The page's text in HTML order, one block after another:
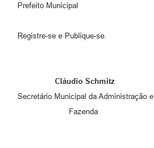
Prefeito Municipal
Registre-se e Publique-se.
Cláudio Schmitz
Secretário Municipal da Administração e
Fazenda